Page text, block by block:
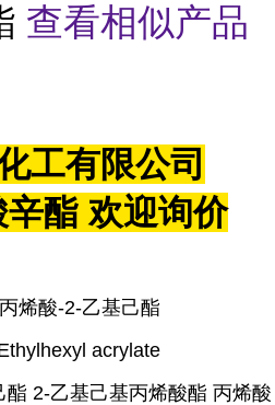
查看相似产品
工有限公司
酯 欢迎询价
丙烯酸-2-乙基己酯
acrylate
2-乙基己基丙烯酸酯 丙烯酸